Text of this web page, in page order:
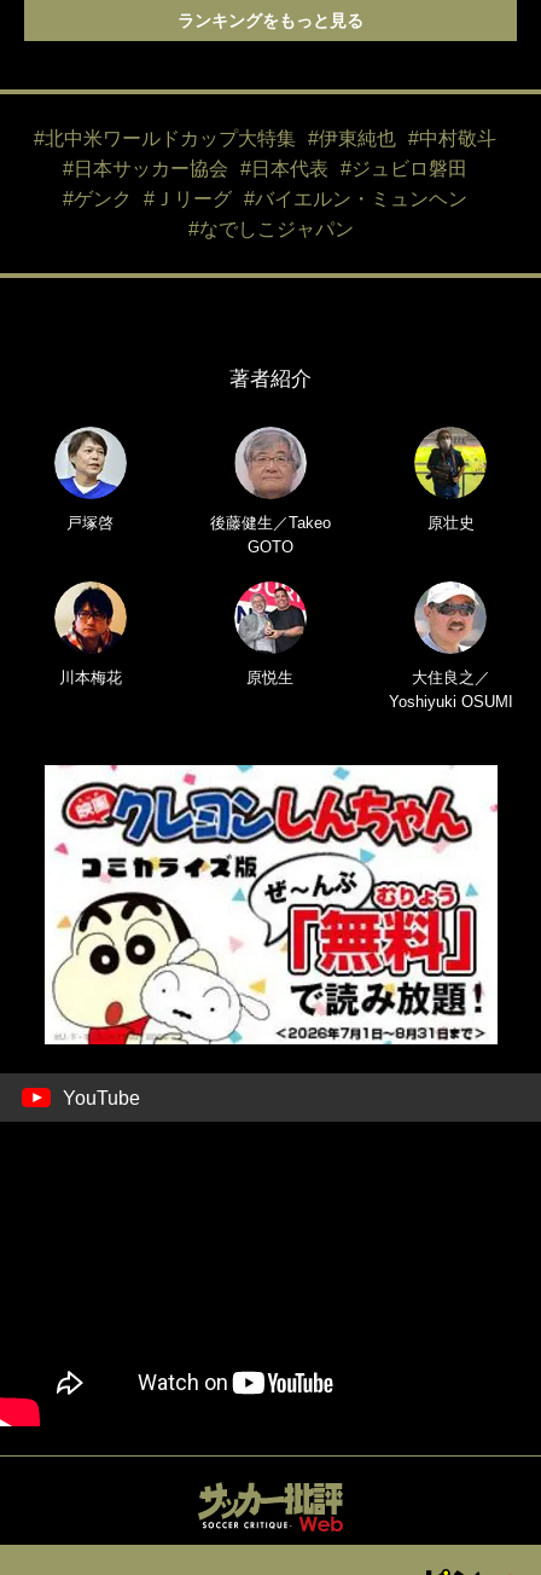
ランキングをもっと見る
#北中米ワールドカップ大特集 #伊東純也
#中村敬斗
#日本サッカー協会
#日本代表
#ジュビロ磐田
#ゲンク
#Ｊリーグ
#バイエルン・ミュンヘン
#なでしこジャパン
著者紹介
戸塚啓
後藤健生／Takeo
GOTO
原壮史
川本梅花 原悦生
大住良之／
Yoshiyuki OSUMI
YouTube